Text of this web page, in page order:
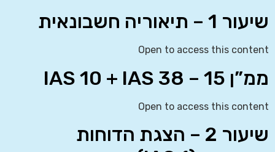
שיעור 1 – תיאוריה חשבונאית
Open to access this content
ממ”ן 15 – IAS 10 + IAS 38
Open to access this content
שיעור 2 – הצגת הדוחות